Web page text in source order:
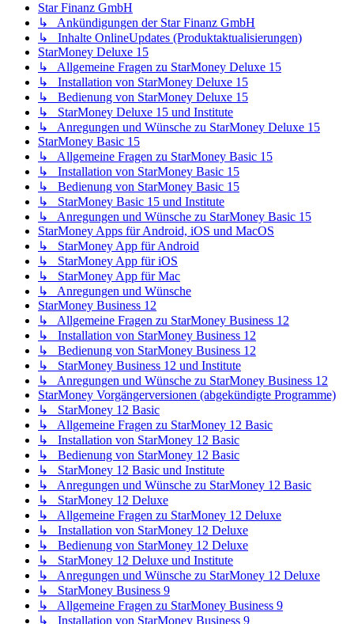
Star Finanz GmbH
↳ Ankündigungen der Star Finanz GmbH
↳ Inhalte OnlineUpdates (Produktaktualisierungen)
StarMoney Deluxe 15
↳ Allgemeine Fragen zu StarMoney Deluxe 15
↳ Installation von StarMoney Deluxe 15
↳ Bedienung von StarMoney Deluxe 15
↳ StarMoney Deluxe 15 und Institute
↳ Anregungen und Wünsche zu StarMoney Deluxe 15
StarMoney Basic 15
↳ Allgemeine Fragen zu StarMoney Basic 15
↳ Installation von StarMoney Basic 15
↳ Bedienung von StarMoney Basic 15
↳ StarMoney Basic 15 und Institute
↳ Anregungen und Wünsche zu StarMoney Basic 15
StarMoney Apps für Android, iOS und MacOS
↳ StarMoney App für Android
↳ StarMoney App für iOS
↳ StarMoney App für Mac
↳ Anregungen und Wünsche
StarMoney Business 12
↳ Allgemeine Fragen zu StarMoney Business 12
↳ Installation von StarMoney Business 12
↳ Bedienung von StarMoney Business 12
↳ StarMoney Business 12 und Institute
↳ Anregungen und Wünsche zu StarMoney Business 12
StarMoney Vorgängerversionen (abgekündigte Programme)
↳ StarMoney 12 Basic
↳ Allgemeine Fragen zu StarMoney 12 Basic
↳ Installation von StarMoney 12 Basic
↳ Bedienung von StarMoney 12 Basic
↳ StarMoney 12 Basic und Institute
↳ Anregungen und Wünsche zu StarMoney 12 Basic
↳ StarMoney 12 Deluxe
↳ Allgemeine Fragen zu StarMoney 12 Deluxe
↳ Installation von StarMoney 12 Deluxe
↳ Bedienung von StarMoney 12 Deluxe
↳ StarMoney 12 Deluxe und Institute
↳ Anregungen und Wünsche zu StarMoney 12 Deluxe
↳ StarMoney Business 9
↳ Allgemeine Fragen zu StarMoney Business 9
↳ Installation von StarMoney Business 9